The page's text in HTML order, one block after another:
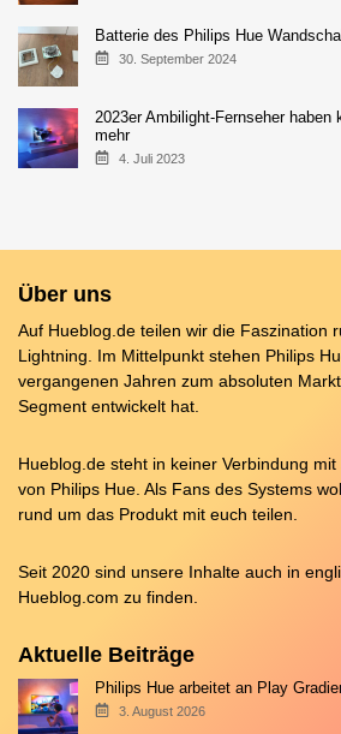
Batterie des Philips Hue
30. September 2024
2023er Ambilight-Fernseher haben
mehr
4. Juli 2023
Über uns
Auf Hueblog.de teilen wir die Faszination
Lightning. Im Mittelpunkt stehen Philips
vergangenen Jahren zum absoluten
Segment entwickelt hat.
Hueblog.de steht in keiner Verbindung
von Philips Hue. Als Fans des Systems
rund um das Produkt mit euch teilen.
Seit 2020 sind unsere Inhalte auch in
Hueblog.com zu finden.
Aktuelle Beiträge
Philips Hue arbeitet an Play
3. August 2026